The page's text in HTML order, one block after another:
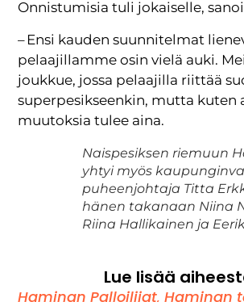
Onnistumisia tuli jokaiselle,
– Ensi kauden suunnitelmat
pelaajillamme osin vielä auki.
joukkue, jossa pelaajilla riittää
superpesikseenkin, mutta kuten
muutoksia tulee aina.
Naispesiksen riemuun
yhtyi myös
puheenjohtaja Titta
hänen takanaan Niina
Riina Hallikainen ja
Lue lisää
Haminan Palloilijat,Haminan